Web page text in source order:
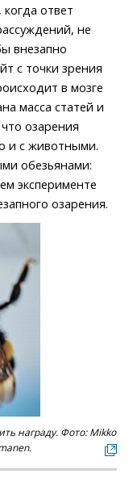
ответ
не
внезапно
с точки зрения
в мозге
масса статей и
озарения
и с животными.
обезьянами:
эксперименте
озарения.
награду. Фото: Mikko